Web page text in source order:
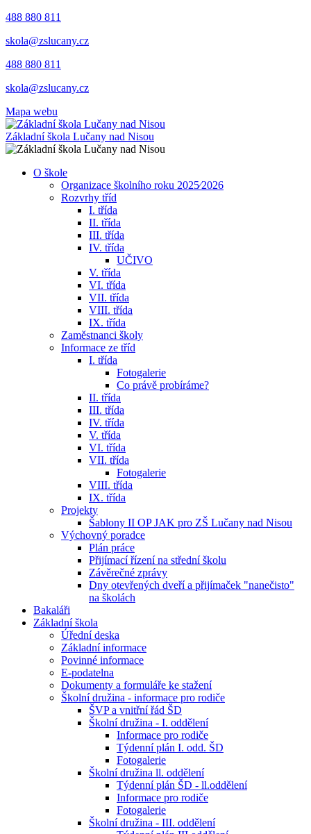
488 880 811
skola@zslucany.cz
488 880 811
skola@zslucany.cz
Mapa webu
Základní škola Lučany nad Nisou
O škole
Organizace školního roku 2025⁄2026
Rozvrhy tříd
I. třída
II. třída
III. třída
IV. třída
UČIVO
V. třída
VI. třída
VII. třída
VIII. třída
IX. třída
Zaměstnanci školy
Informace ze tříd
I. třída
Fotogalerie
Co právě probíráme?
II. třída
III. třída
IV. třída
V. třída
VI. třída
VII. třída
Fotogalerie
VIII. třída
IX. třída
Projekty
Šablony II OP JAK pro ZŠ Lučany nad Nisou
Výchovný poradce
Plán práce
Přijímací řízení na střední školu
Závěrečné zprávy
Dny otevřených dveří a přijímaček "nanečisto"
na školách
Bakaláři
Základní škola
Úřední deska
Základní informace
Povinné informace
E-podatelna
Dokumenty a formuláře ke stažení
Školní družina - informace pro rodiče
ŠVP a vnitřní řád ŠD
Školní družina - I. oddělení
Informace pro rodiče
Týdenní plán I. odd. ŠD
Fotogalerie
Školní družina ll. oddělení
Týdenní plán ŠD - ll.oddělení
Informace pro rodiče
Fotogalerie
Školní družina - III. oddělení